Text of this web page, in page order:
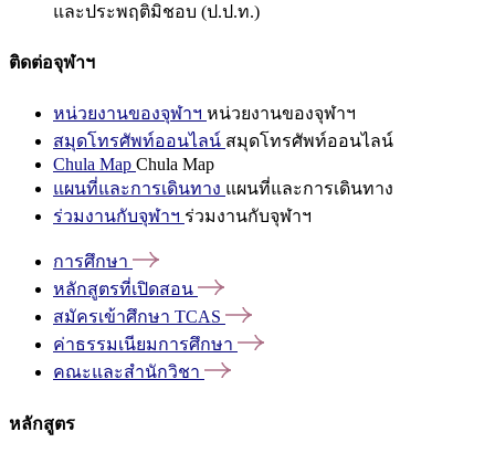
และประพฤติมิชอบ (ป.ป.ท.)
ติดต่อจุฬาฯ
หน่วยงานของจุฬาฯ หน่วยงานของจุฬาฯ
สมุดโทรศัพท์ออนไลน์ สมุดโทรศัพท์ออนไลน์
Chula Map Chula Map
แผนที่และการเดินทาง แผนที่และการเดินทาง
ร่วมงานกับจุฬาฯ ร่วมงานกับจุฬาฯ
การศึกษา
หลักสูตรที่เปิดสอน
สมัครเข้าศึกษา TCAS
ค่าธรรมเนียมการศึกษา
คณะและสำนักวิชา
หลักสูตร